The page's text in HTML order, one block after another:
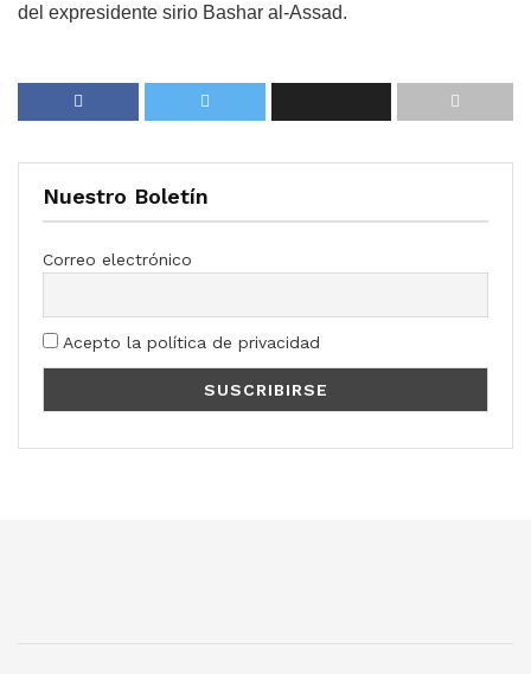
del expresidente sirio Bashar al-Assad.
Nuestro Boletín
Correo electrónico
Acepto la política de privacidad